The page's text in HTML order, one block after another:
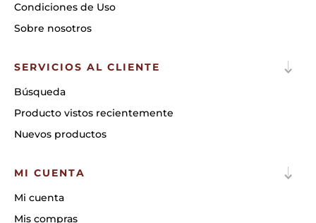
Condiciones de Uso
Sobre nosotros
SERVICIOS AL CLIENTE
Búsqueda
Producto vistos recientemente
Nuevos productos
MI CUENTA
Mi cuenta
Mis compras